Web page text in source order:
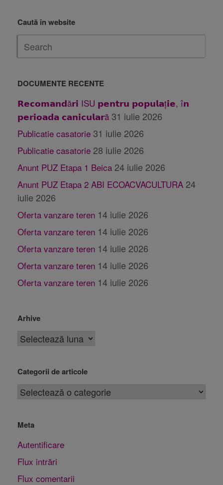
Caută în website
DOCUMENTE RECENTE
𝗥𝗲𝗰𝗼𝗺𝗮𝗻𝗱ă𝗿𝗶 ISU 𝗽𝗲𝗻𝘁𝗿𝘂 𝗽𝗼𝗽𝘂𝗹𝗮ț𝗶𝗲, î𝗻
𝗽𝗲𝗿𝗶𝗼𝗮𝗱𝗮 𝗰𝗮𝗻𝗶𝗰𝘂𝗹𝗮𝗿ă 31 iulie 2026
Publicatie casatorie 31 iulie 2026
Publicatie casatorie 28 iulie 2026
Anunt PUZ Etapa 1 Beica 24 iulie 2026
Anunt PUZ Etapa 2 ABI ECOACVACULTURA 24
iulie 2026
Oferta vanzare teren 14 iulie 2026
Oferta vanzare teren 14 iulie 2026
Oferta vanzare teren 14 iulie 2026
Oferta vanzare teren 14 iulie 2026
Oferta vanzare teren 14 iulie 2026
Arhive
Categorii de articole
Meta
Autentificare
Flux intrări
Flux comentarii